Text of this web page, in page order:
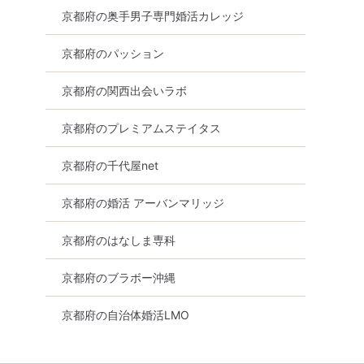
京都府の奥手男子専門婚活カレッジ
京都府のパッション
京都府の関西出会いラボ
京都府のプレミアムステイタス
京都府の千代屋net
京都府の婚活 アーバンマリッジ
京都府のはなしま専科
京都府のブラボー沖縄
京都府の自治体婚活LMO